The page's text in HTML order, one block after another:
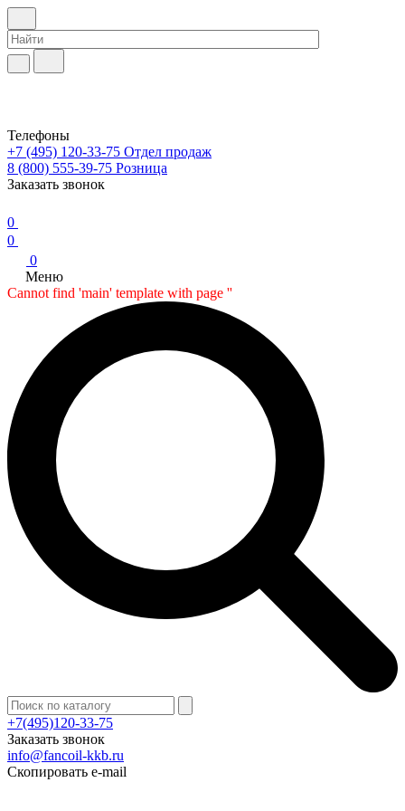
Телефоны
+7 (495) 120-33-75 Отдел продаж
8 (800) 555-39-75 Розница
Заказать звонок
0
0
0
Меню
Cannot find 'main' template with page ''
+7(495)120-33-75
Заказать звонок
info@fancoil-kkb.ru
Скопировать e-mail